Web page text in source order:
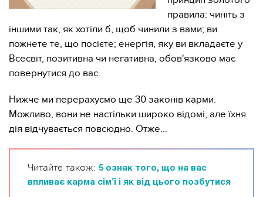
правила: чиніть з
іншими так, як хотіли б, щоб чинили з вами; ви
пожнете те, що посієте; енергія, яку ви вкладаєте у
Всесвіт, позитивна чи негативна, обов'язково має
повернутися до вас.
Нижче ми перерахуємо ще 30 законів карми.
Можливо, вони не настільки широко відомі, але їхня
дія відчувається повсюдно. Отже...
Читайте також: 5 ознак того, що на вас
впливає карма сім'ї і як від цього позбутися